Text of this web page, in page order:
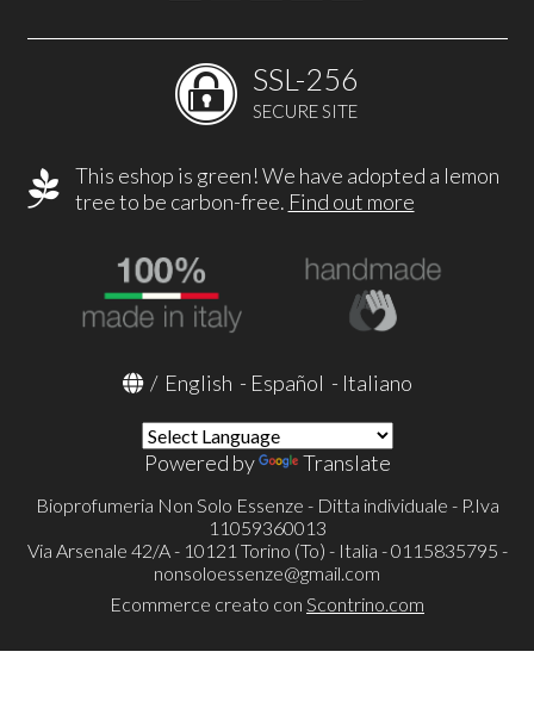
SSL-256
SECURE SITE
This eshop is green! We have adopted a lemon
tree to be carbon-free. Find out more
/ English - Español - Italiano
Powered by Translate
Bioprofumeria Non Solo Essenze - Ditta individuale - P.Iva
11059360013
Via Arsenale 42/A - 10121 Torino (To) - Italia - 0115835795 -
nonsoloessenze@gmail.com
Ecommerce creato con Scontrino.com